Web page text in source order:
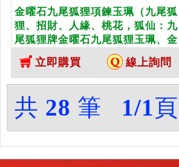
金曜石九尾狐狸項鍊玉珮（九尾狐
狸、招財、人緣、桃花，狐仙：九
尾狐狸牌金曜石九尾狐狸玉珮、金
曜石九尾狐狸玉墜、）。金曜石九
尾狐狸，FX084。客製化訂做各種
金曜石狐狸吊墜玉珮項鍊。★附東
方翡翠寶石保證
立即購買 線上詢問
共 28 筆 1/1頁